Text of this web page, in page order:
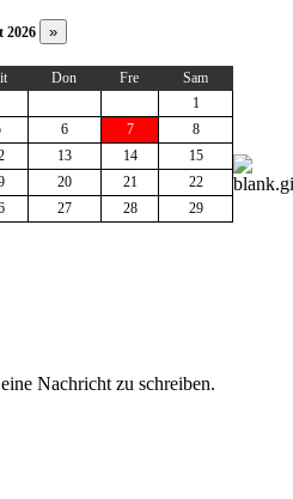
2026
Don Fre
Sam
1
6 7
8
13 14
15
20 21
22
27 28
29
Nachricht zu schreiben.